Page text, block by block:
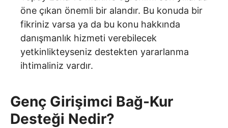
öne çıkan önemli bir alandır. Bu konuda bir
fikriniz varsa ya da bu konu hakkında
danışmanlık hizmeti verebilecek
yetkinlikteyseniz destekten yararlanma
ihtimaliniz vardır.
Genç Girişimci Bağ-Kur
Desteği Nedir?